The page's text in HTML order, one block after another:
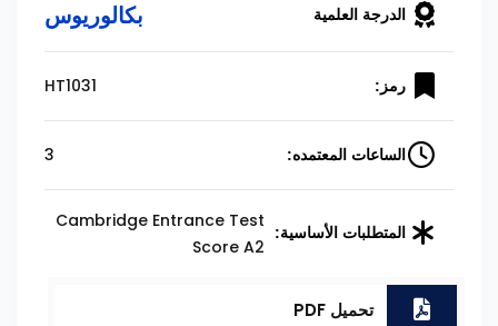
الدرجة العلمية بكالوريوس
رمز: HT1031
الساعات المعتمده: 3
المتطلبات الأساسية:
Cambridge Entrance Test
Score A2
تحميل PDF